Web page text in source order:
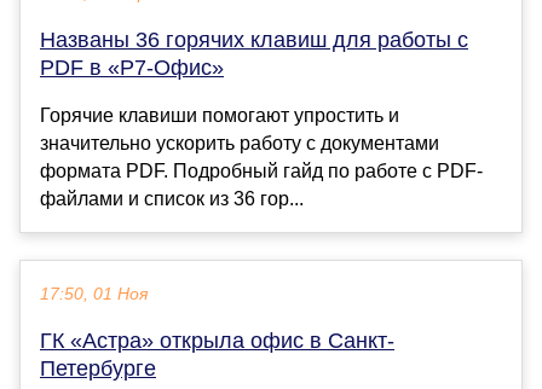
Названы 36 горячих клавиш для работы с
PDF в «Р7-Офис»
Горячие клавиши помогают упростить и
значительно ускорить работу с документами
формата PDF. Подробный гайд по работе с PDF-
файлами и список из 36 гор...
17:50, 01 Ноя
ГК «Астра» открыла офис в Санкт-
Петербурге